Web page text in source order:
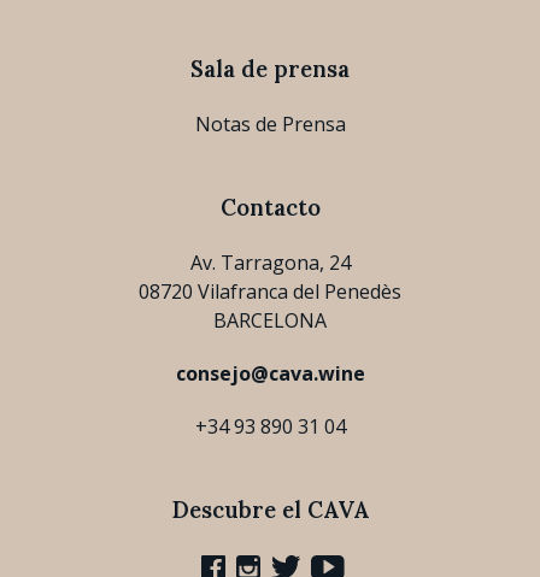
Sala de prensa
Notas de Prensa
Contacto
Av. Tarragona, 24
08720 Vilafranca del Penedès
BARCELONA
consejo@cava.wine
+34 93 890 31 04
Descubre el CAVA